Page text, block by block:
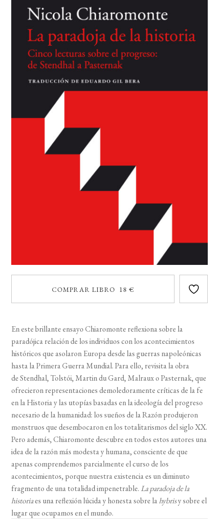
BUSCAR
LISTA DE LIBROS
COMPRAR LIBRO 18 €
En este brillante ensayoChiaromonte reflexiona sobre la
paradójica relación de los individuos con los acontecimientos
históricos que asolaron Europa desde las guerras napoleónicas
hasta la Primera Guerra Mundial. Para ello, revisita la obra
deStendhal,Tolstói, MartinduGard, MalrauxoPasternak, que
ofrecieron representaciones demoledoramente críticas de la fe
en la Historia y las utopías basadas en la ideología del progreso
necesario de la humanidad: los sueños de la Razón produjeron
monstruos que desembocaron en los totalitarismos del sigloXX.
Pero además,Chiaromontedescubre en todos estos autores una
idea de la razón más modesta y humana, consciente de que
apenas comprendemos parcialmente el curso de los
acontecimientos, porque nuestra existencia es un diminuto
fragmento de una totalidad impenetrable.La paradoja de la
historiaes una reflexión lúcida y honesta sobre lahybrisy sobre el
lugar que ocupamos en el mundo.